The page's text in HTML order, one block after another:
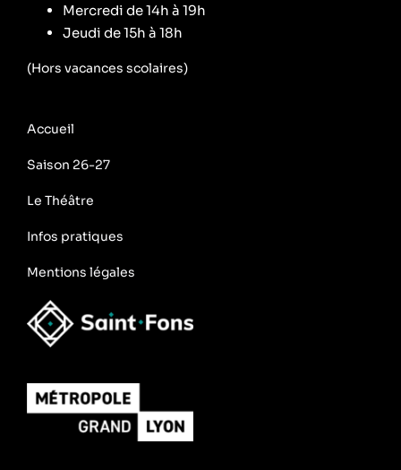
Mercredi de 14h à 19h
Jeudi de 15h à 18h
(Hors vacances scolaires)
Accueil
Saison 26-27
Le Théâtre
Infos pratiques
Mentions légales